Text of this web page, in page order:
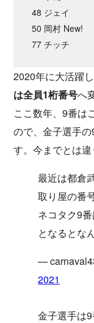
48 ジェイ
50 岡村 New!
77 チッチ
2020年に大活躍
は全員1桁番号へ
ここ数年、9番は
ので、金子選手
す。今までとは違
最近は都倉
取り屋の番
ネコタク9
となるとな
—
2021
金子選手は